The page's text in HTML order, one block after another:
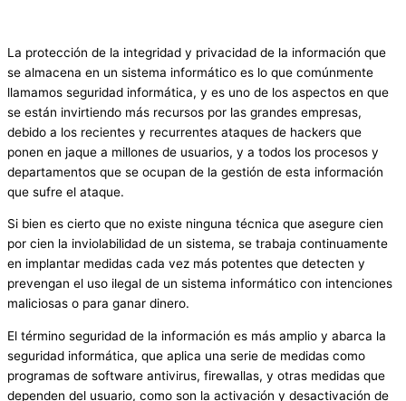
La protección de la integridad y privacidad de la información que
se almacena en un sistema informático es lo que comúnmente
llamamos seguridad informática, y es uno de los aspectos en que
se están invirtiendo más recursos por las grandes empresas,
debido a los recientes y recurrentes ataques de hackers que
ponen en jaque a millones de usuarios, y a todos los procesos y
departamentos que se ocupan de la gestión de esta información
que sufre el ataque.
Si bien es cierto que no existe ninguna técnica que asegure cien
por cien la inviolabilidad de un sistema, se trabaja continuamente
en implantar medidas cada vez más potentes que detecten y
prevengan el uso ilegal de un sistema informático con intenciones
maliciosas o para ganar dinero.
El término seguridad de la información es más amplio y abarca la
seguridad informática, que aplica una serie de medidas como
programas de software antivirus, firewallas, y otras medidas que
dependen del usuario, como son la activación y desactivación de